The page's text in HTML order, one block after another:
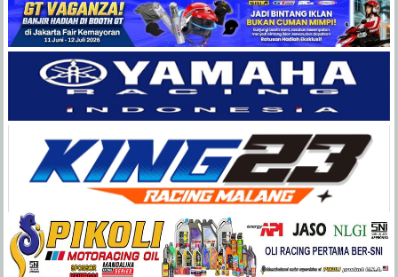
Balap
Paling
Lengkap